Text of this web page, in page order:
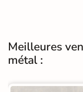
Meilleures
métal :